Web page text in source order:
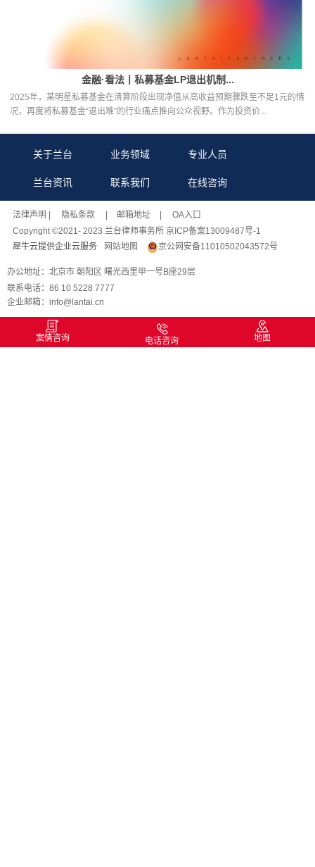
金融·看法丨私募基金LP退出机制...
2025年，某明星私募基金在清算阶段出现净值从高收益预期骤跌至不足1元的情
况，再度将私募基金“退出难”的行业痛点推向公众视野。作为投资价...
关于兰台 业务领域 专业人员
兰台资讯 联系我们 在线咨询
法律声明 | 隐私条款 | 邮箱地址
| OA入口
Copyright ©2021- 2023 兰台律师事务所 京ICP备案13009487号-1
犀牛云提供企业云服务
网站地图 京公网安备11010502043572号
办公地址：北京市 朝阳区 曙光西里甲一号B座29层
联系电话：86 10 5228 7777
企业邮箱：info@lantai.cn
案情咨询 电话咨询 地图